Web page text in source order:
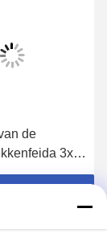
de
3x8
SMT de